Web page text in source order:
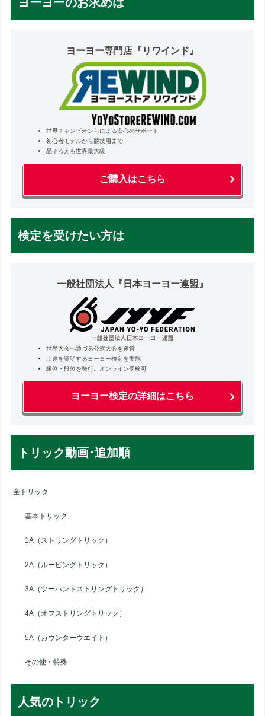
ヨーヨー専門店『リワインド』
世界チャンピオンらによる安心のサポート
初心者モデルから競技用まで
品ぞろえも世界最大級
ご購入はこちら
検定を受けたい方は
一般社団法人『日本ヨーヨー連盟』
世界大会へ通づる公式大会を運営
上達を証明するヨーヨー検定を実施
級位・段位を発行。オンライン受検可
ヨーヨー検定の詳細はこちら
トリック動画･追加順
全トリック
基本トリック
1A（ストリングトリック）
2A（ルーピングトリック）
3A（ツーハンドストリングトリック）
4A（オフストリングトリック）
5A（カウンターウエイト）
その他・特殊
人気のトリック